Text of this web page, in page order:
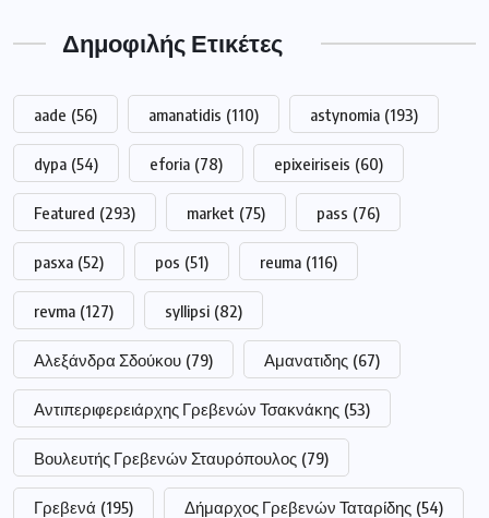
Δημοφιλής Ετικέτες
aade (56) amanatidis (110) astynomia (193)
dypa (54) eforia (78) epixeiriseis (60)
Featured (293) market (75) pass (76)
pasxa (52) pos (51) reuma (116)
revma (127) syllipsi (82)
Αλεξάνδρα Σδούκου (79) Αμανατιδης (67)
Αντιπεριφερειάρχης Γρεβενών Τσακνάκης (53)
Βουλευτής Γρεβενών Σταυρόπουλος (79)
Γρεβενά (195) Δήμαρχος Γρεβενών Ταταρίδης (54)